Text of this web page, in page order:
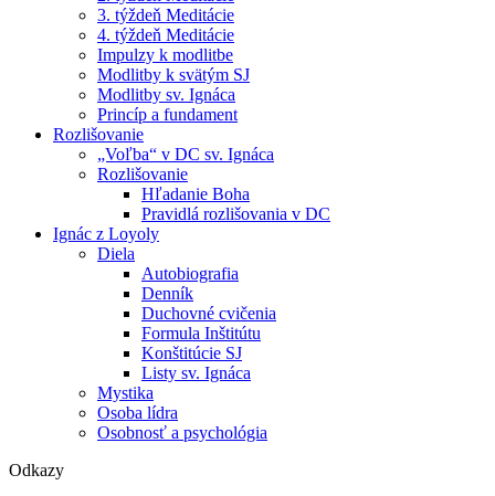
3. týždeň Meditácie
4. týždeň Meditácie
Impulzy k modlitbe
Modlitby k svätým SJ
Modlitby sv. Ignáca
Princíp a fundament
Rozlišovanie
„Voľba“ v DC sv. Ignáca
Rozlišovanie
Hľadanie Boha
Pravidlá rozlišovania v DC
Ignác z Loyoly
Diela
Autobiografia
Denník
Duchovné cvičenia
Formula Inštitútu
Konštitúcie SJ
Listy sv. Ignáca
Mystika
Osoba lídra
Osobnosť a psychológia
Odkazy